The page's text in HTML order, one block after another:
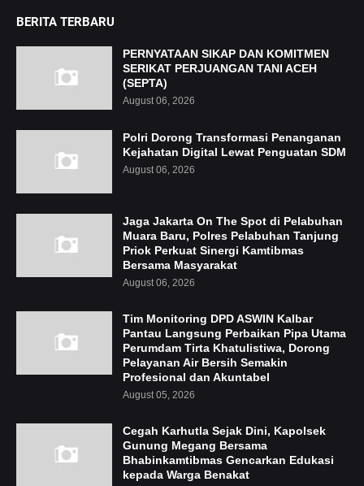
BERITA TERBARU
PERNYATAAN SIKAP DAN KOMITMEN
SERIKAT PERJUANGAN TANI ACEH
(SEPTA)
August 06, 2026
Polri Dorong Transformasi Penanganan
Kejahatan Digital Lewat Penguatan SDM
August 06, 2026
Jaga Jakarta On The Spot di Pelabuhan
Muara Baru, Polres Pelabuhan Tanjung
Priok Perkuat Sinergi Kamtibmas
Bersama Masyarakat
August 06, 2026
Tim Monitoring DPD ASWIN Kalbar
Pantau Langsung Perbaikan Pipa Utama
Perumdam Tirta Khatulistiwa, Dorong
Pelayanan Air Bersih Semakin
Profesional dan Akuntabel
August 05, 2026
Cegah Karhutla Sejak Dini, Kapolsek
Gunung Megang Bersama
Bhabinkamtibmas Gencarkan Edukasi
kepada Warga Benakat